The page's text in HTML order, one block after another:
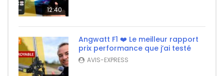
12:40
Angwatt F1 ❤️ Le meilleur rapport
prix performance que j’ai testé
AVIS-EXPRESS